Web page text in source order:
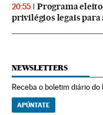
20:55
Programa
privilégios legais para
NEWSLETTERS
Receba o boletim diário do
APÚNTATE